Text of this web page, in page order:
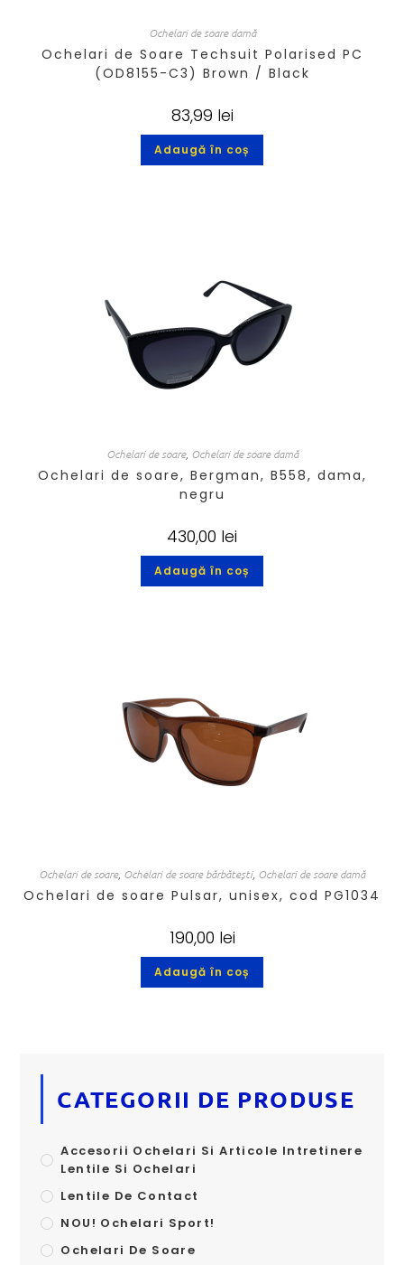
Ochelari de soare damă
Ochelari de Soare Techsuit Polarised PC
(OD8155-C3) Brown / Black
83,99 lei
Adaugă în coș
Ochelari de soare, Ochelari de soare damă
Ochelari de soare, Bergman, B558, dama,
negru
430,00 lei
Adaugă în coș
Ochelari de soare, Ochelari de soare bărbătești, Ochelari de soare damă
Ochelari de soare Pulsar, unisex, cod PG1034
190,00 lei
Adaugă în coș
CATEGORII DE PRODUSE
Accesorii Ochelari Si Articole Intretinere
Lentile Si Ochelari
Lentile De Contact
NOU! Ochelari Sport!
Ochelari De Soare